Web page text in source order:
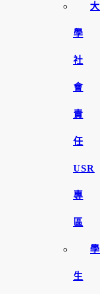
大
學
社
會
責
任
USR
專
區
學
生